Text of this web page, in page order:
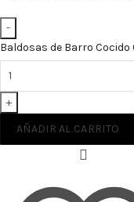
Baldosas de Barro
AÑADIR AL CARRITO